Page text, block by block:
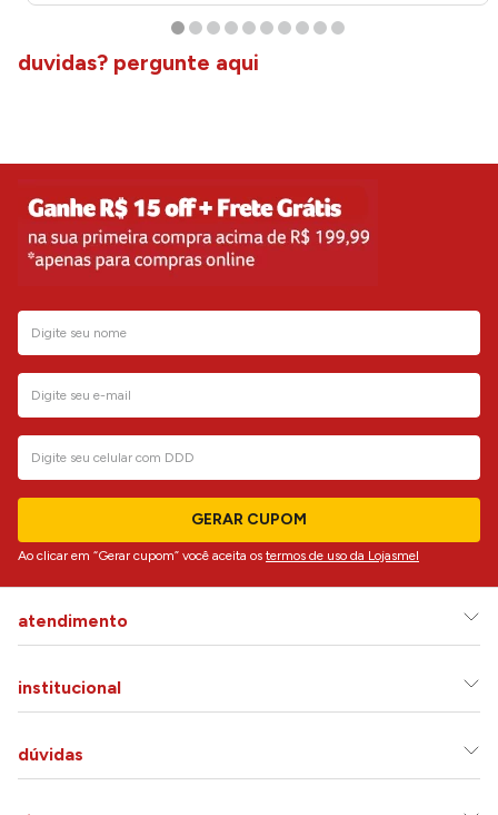
duvidas? pergunte aqui
GERAR CUPOM
Ao clicar em “Gerar cupom” você aceita os termos de uso da Lojasmel
atendimento
institucional
dúvidas